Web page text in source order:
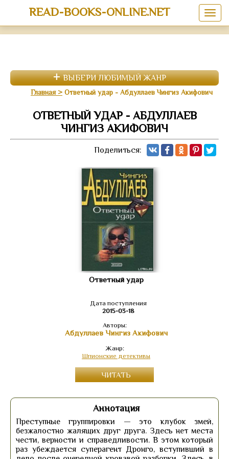
READ-BOOKS-ONLINE.NET
ВЫБЕРИ ЛЮБИМЫЙ ЖАНР
Главная Ответный удар - Абдуллаев Чингиз Акифович
ОТВЕТНЫЙ УДАР - АБДУЛЛАЕВ
ЧИНГИЗ АКИФОВИЧ
Поделиться:
Ответный удар
Дата поступления
2015-03-18
Авторы:
Абдуллаев Чингиз Акифович
Жанр:
Шпионские детективы
ЧИТАТЬ
Аннотация
Преступные группировки — это клубок змей,
безжалостно жалящих друг друга. Здесь нет места
чести, верности и справедливости. В этом который
раз убеждается суперагент Дронго, вступивший в